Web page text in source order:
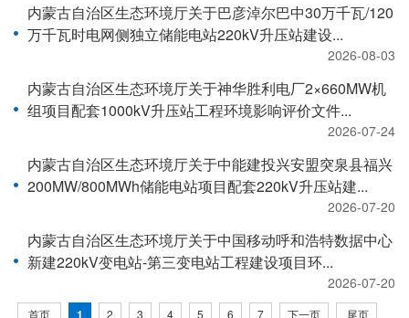
内蒙古自治区生态环境厅关于巴彦淖尔巴中30万千瓦/120
万千瓦时电网侧独立储能电站220kV升压站建设...
2026-08-03
内蒙古自治区生态环境厅关于神华胜利电厂2×660MW机
组项目配套1000kV升压站工程环境影响评价文件...
2026-07-24
内蒙古自治区生态环境厅关于中能建投兴安盟突泉县福兴
200MW/800MWh储能电站项目配套220kV升压站建...
2026-07-20
内蒙古自治区生态环境厅关于中国移动呼和浩特数据中心
新建220kV变电站-第三变电站工程建设项目环...
2026-07-20
首页 1 2 3 4 5 6 7 下一页 尾页